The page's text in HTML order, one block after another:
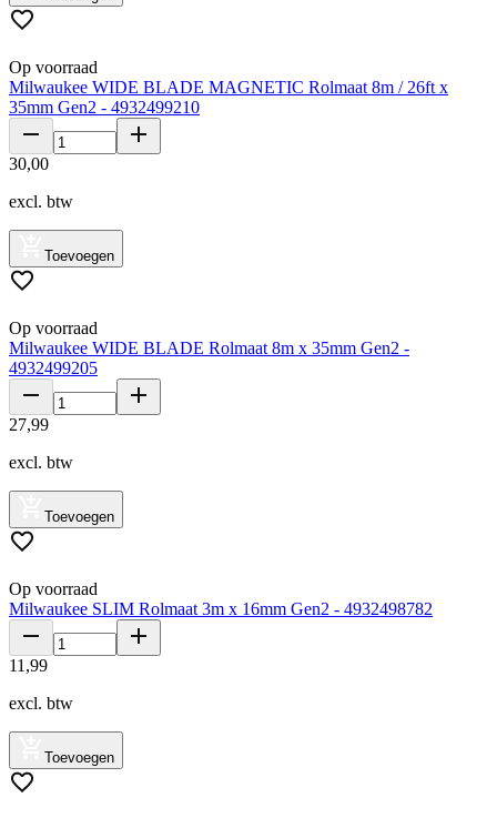
Op voorraad
Milwaukee WIDE BLADE MAGNETIC Rolmaat 8m / 26ft x
35mm Gen2 - 4932499210
30,00
excl. btw
Toevoegen
Op voorraad
Milwaukee WIDE BLADE Rolmaat 8m x 35mm Gen2 -
4932499205
27,99
excl. btw
Toevoegen
Op voorraad
Milwaukee SLIM Rolmaat 3m x 16mm Gen2 - 4932498782
11 ,99
excl. btw
Toevoegen